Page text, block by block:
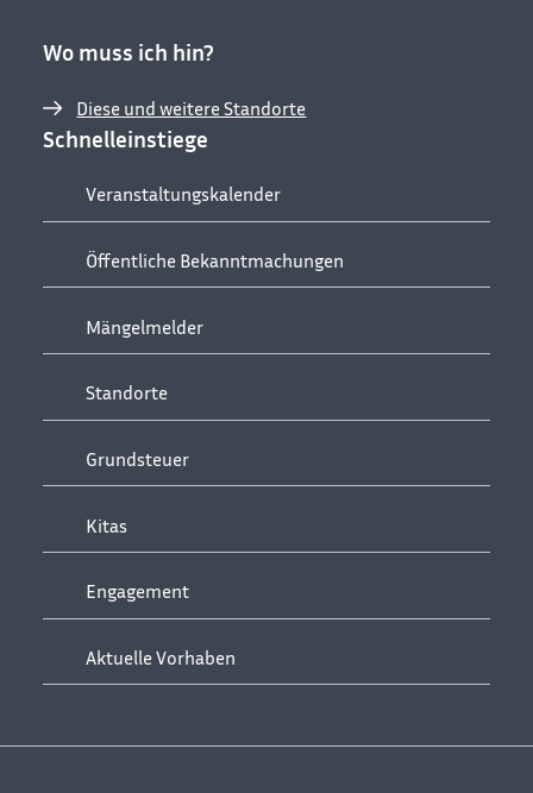
Wo muss ich hin?
Diese und weitere Standorte
Schnelleinstiege
Veranstaltungskalender
Öffentliche Bekanntmachungen
Mängelmelder
Standorte
Grundsteuer
Kitas
Engagement
Aktuelle Vorhaben